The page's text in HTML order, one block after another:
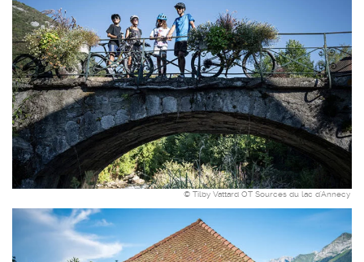
© Tilby Vattard OT Sources du lac d'Annecy